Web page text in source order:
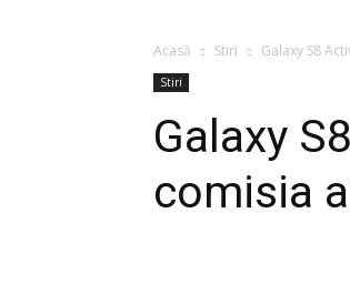
Acasă Stiri Galaxy S8
Stiri
Galaxy
comisia